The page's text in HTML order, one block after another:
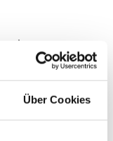
Über Cookies
der
in Essen,
Sie sich den